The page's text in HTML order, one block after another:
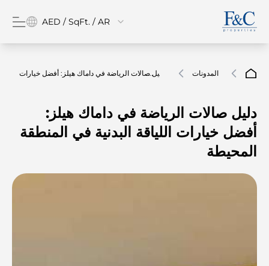
AED / SqFt. / AR
المدونات
دليل صالات الرياضة في داماك هيلز: أفضل خيارات
دليل صالات الرياضة في داماك هيلز:
أفضل خيارات اللياقة البدنية في المنطقة
المحيطة